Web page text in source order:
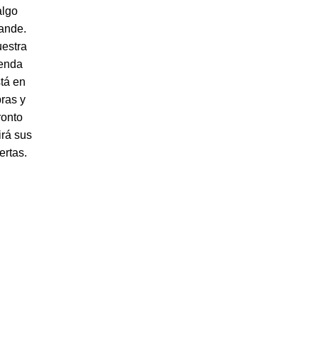
en
y
sus